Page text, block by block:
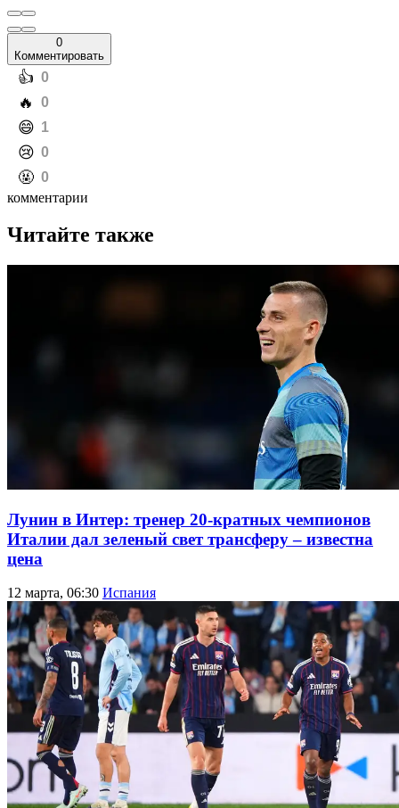
0
Комментировать
️👍 0
️🔥 0
️😄 1
️😢 0
️🤬 0
комментарии
Читайте также
Лунин в Интер: тренер 20-кратных чемпионов
Италии дал зеленый свет трансферу – известна
цена
12 марта, 06:30 Испания